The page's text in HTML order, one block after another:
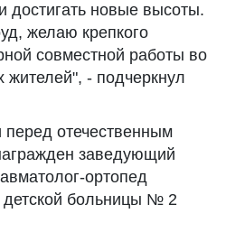
достигать новые высоты.
желаю крепкого
совместной работы во
жителей", - подчеркнул
отечественным
заведующий
ортопед
детской больницы № 2